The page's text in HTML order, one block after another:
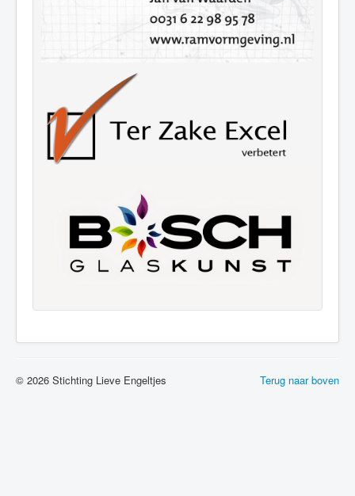
Terug naar boven
© 2026 Stichting Lieve Engeltjes